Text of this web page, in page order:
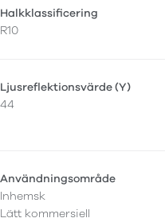
Halkklassificering
R10
Ljusreflektionsvärde (Y)
44
Användningsområde
Inhemsk
Lätt kommersiell